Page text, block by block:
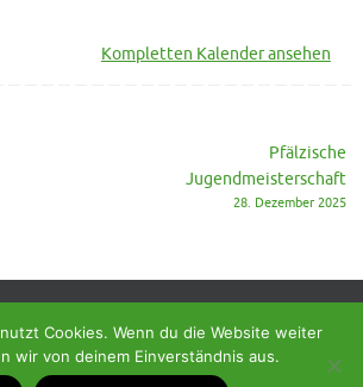
Kompletten Kalender ansehen
Pfälzische
Jugendmeisterschaft
28. Dezember 2025
des SC Ramstein-Miesenbach
Cookies. Wenn du die Website weiter
wir von deinem Einverständnis aus.